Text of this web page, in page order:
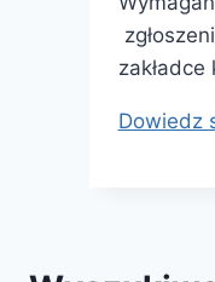
zakładce
Dowiedz